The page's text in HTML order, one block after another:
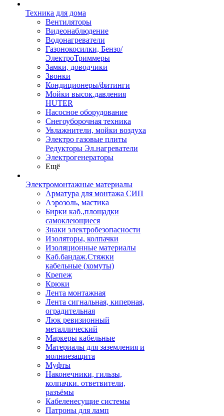
Техника для дома
Вентиляторы
Видеонаблюдение
Водонагреватели
Газонокосилки, Бензо/
ЭлектроТриммеры
Замки, доводчики
Звонки
Кондиционеры/фитинги
Мойки высок.давления
HUTER
Насосное оборудование
Снегоуборочная техника
Увлажнители, мойки воздуха
Электро газовые плиты
Редукторы Эл.нагреватели
Электрогенераторы
Ещё
Электромонтажные материалы
Арматура для монтажа СИП
Аэрозоль, мастика
Бирки каб.,площадки
самоклеющиеся
Знаки электробезопасности
Изоляторы, колпачки
Изоляционные материалы
Каб.бандаж.Стяжки
кабельные (хомуты)
Крепеж
Крюки
Лента монтажная
Лента сигнальная, киперная,
оградительная
Люк ревизионный
металлический
Маркеры кабельные
Материалы для заземления и
молниезащита
Муфты
Наконечники, гильзы,
колпачки. ответвители,
разъёмы
Кабеленесущие системы
Патроны для ламп